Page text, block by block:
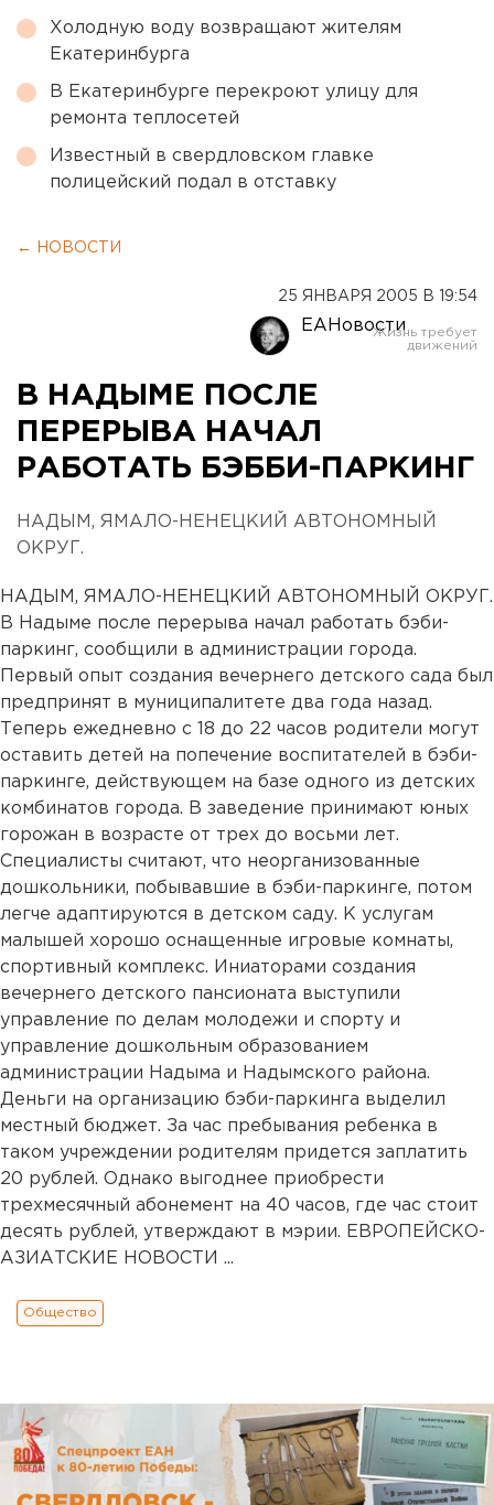
Холодную воду возвращают жителям
Екатеринбурга
В Екатеринбурге перекроют улицу для
ремонта теплосетей
Известный в свердловском главке
полицейский подал в отставку
← НОВОСТИ
25 ЯНВАРЯ 2005 В 19:54
ЕАНовости
В НАДЫМЕ ПОСЛЕ
ПЕРЕРЫВА НАЧАЛ
РАБОТАТЬ БЭББИ-ПАРКИНГ
НАДЫМ, ЯМАЛО-НЕНЕЦКИЙ АВТОНОМНЫЙ
ОКРУГ.
НАДЫМ, ЯМАЛО-НЕНЕЦКИЙ АВТОНОМНЫЙ ОКРУГ.
В Надыме после перерыва начал работать бэби-
паркинг, сообщили в администрации города.
Первый опыт создания вечернего детского сада был
предпринят в муниципалитете два года назад.
Теперь ежедневно с 18 до 22 часов родители могут
оставить детей на попечение воспитателей в бэби-
паркинге, действующем на базе одного из детских
комбинатов города. В заведение принимают юных
горожан в возрасте от трех до восьми лет.
Специалисты считают, что неорганизованные
дошкольники, побывавшие в бэби-паркинге, потом
легче адаптируются в детском саду. К услугам
малышей хорошо оснащенные игровые комнаты,
спортивный комплекс. Иниаторами создания
вечернего детского пансионата выступили
управление по делам молодежи и спорту и
управление дошкольным образованием
администрации Надыма и Надымского района.
Деньги на организацию бэби-паркинга выделил
местный бюджет. За час пребывания ребенка в
таком учреждении родителям придется заплатить
20 рублей. Однако выгоднее приобрести
трехмесячный абонемент на 40 часов, где час стоит
десять рублей, утверждают в мэрии. ЕВРОПЕЙСКО-
АЗИАТСКИЕ НОВОСТИ ...
Общество